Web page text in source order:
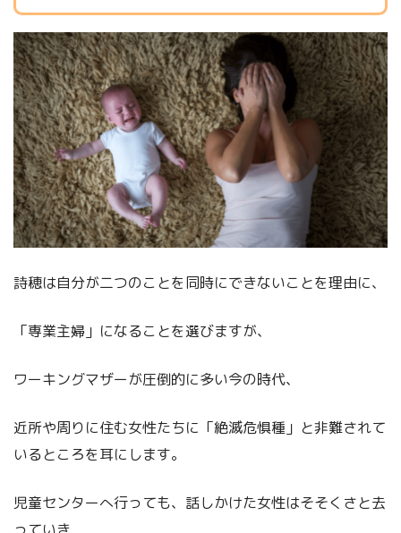
詩穂は自分が二つのことを同時にできないことを理由に、
「専業主婦」になることを選びますが、
ワーキングマザーが圧倒的に多い今の時代、
近所や周りに住む女性たちに「絶滅危惧種」と非難されて
いるところを耳にします。
児童センターへ行っても、話しかけた女性はそそくさと去